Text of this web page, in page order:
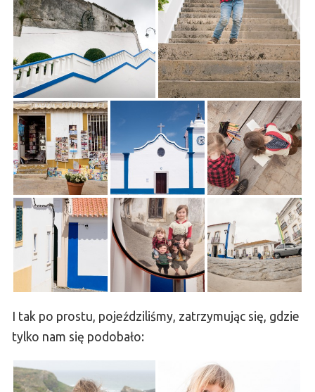
I tak po prostu, pojeździliśmy, zatrzymując się, gdzie
tylko nam się podobało: